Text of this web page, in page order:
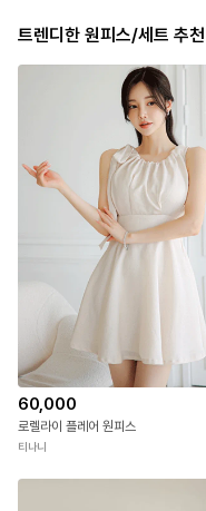
프린지 디테일
은은한 광택
자연스럽
소매 끝과
전면 골드 버튼
슬림하고 탄
바디 라인을
숄더 라인에 패드
안감 원피스가 있
부드러운 텍스처
아이보리,베이지,
정확한 사이즈
트렌디한 원피스/세트 추천
60,000
로렐라이 플레어 원피스
티나니